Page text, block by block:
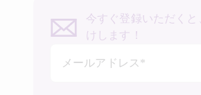
今すぐ登録いただく
けします！
メールアドレス*